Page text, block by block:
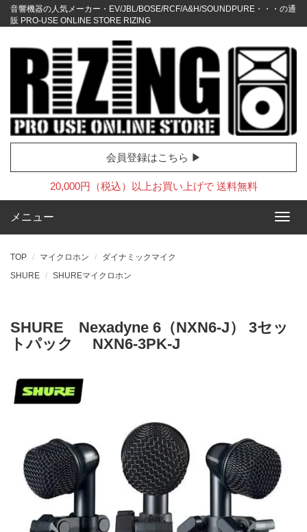
音響機器の人気メーカー・EV/JBL/BOSE/RCF/A&H/SOUNDPURE・・・の通
販 PRO-USE ONLINE STORE RIZING
会員登録はこちら ▶
20,000円（税込）以上お買い上げで 送料無料
メニュー
TOP マイクロホン
ダイナミックマイク
SHURE
SHUREマイクロホン
SHURE Nexadyne 6（NXN6-J） 3セッ
トパック NXN6-3PK-J